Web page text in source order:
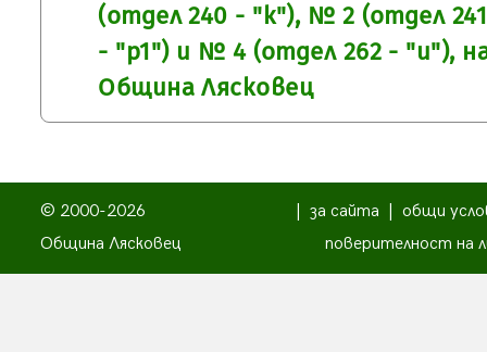
(отдел 240 - "к"), № 2 (отдел
- "р1") и № 4 (отдел 262 - "и"),
Община Лясковец
© 2000-2026
Община Лясковец
за сайта
общи
поверителност на